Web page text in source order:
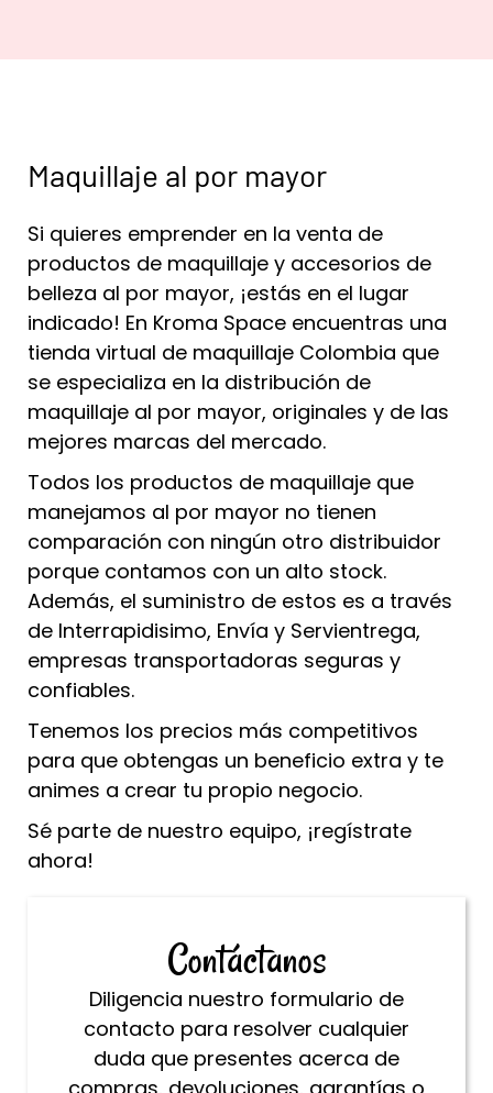
Maquillaje al por mayor
Si quieres emprender en la venta de
productos de maquillaje y accesorios de
belleza al por mayor, ¡estás en el lugar
indicado! En Kroma Space encuentras una
tienda virtual de maquillaje Colombia que
se especializa en la distribución de
maquillaje al por mayor, originales y de las
mejores marcas del mercado.
Todos los productos de maquillaje que
manejamos al por mayor no tienen
comparación con ningún otro distribuidor
porque contamos con un alto stock.
Además, el suministro de estos es a través
de Interrapidisimo, Envía y Servientrega,
empresas transportadoras seguras y
confiables.
Tenemos los precios más competitivos
para que obtengas un beneficio extra y te
animes a crear tu propio negocio.
Sé parte de nuestro equipo, ¡regístrate
ahora!
Contáctanos
Diligencia nuestro formulario de
contacto para resolver cualquier
duda que presentes acerca de